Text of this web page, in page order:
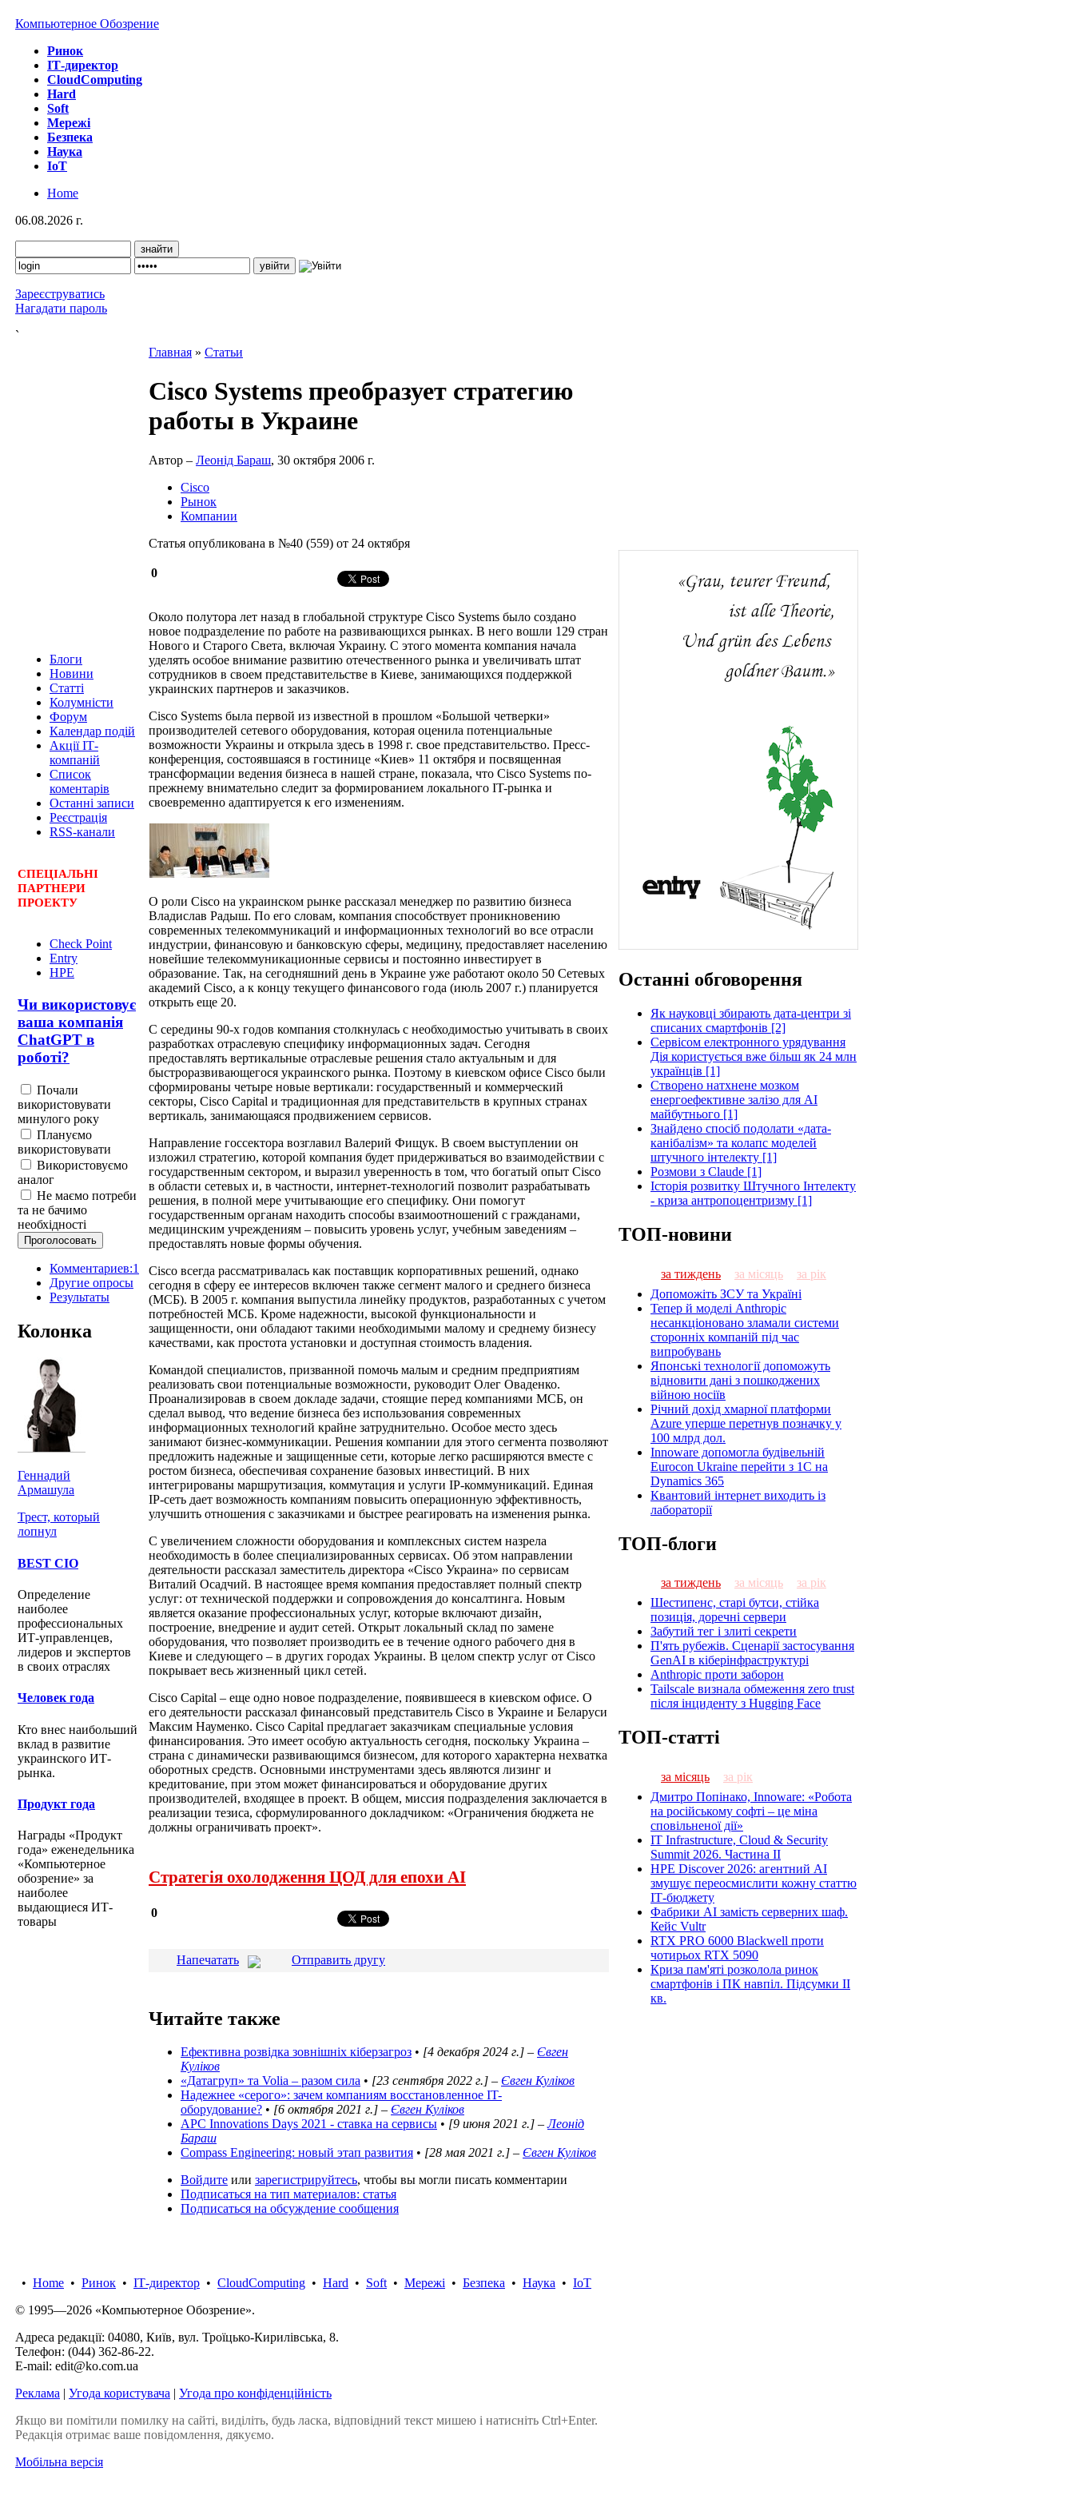
Компьютерное Обозрение
Ринок
IТ-директор
CloudComputing
Hard
Soft
Мережі
Безпека
Наука
IoT
Home
06.08.2026 г.
Зареєструватись
Нагадати пароль
`
Блоги
Новини
Статті
Колумністи
Форум
Календар подій
Акції ІТ-
компаній
Список
коментарів
Останні записи
Реєстрація
RSS-канали
СПЕЦІАЛЬНІ
ПАРТНЕРИ
ПРОЕКТУ
Check Point
Entry
HPE
Чи використовує
ваша компанія
ChatGPT в
роботі?
Почали
використовувати
минулого року
Плануємо
використовувати
Використовуємо
аналог
Не маємо потреби
та не бачимо
необхідності
Комментариев:1
Другие опросы
Результаты
Колонка
Геннадий
Армашула
Трест, который
лопнул
BEST CIO
Определение
наиболее
профессиональных
ИТ-управленцев,
лидеров и экспертов
в своих отраслях
Человек года
Кто внес наибольший
вклад в развитие
украинского ИТ-
рынка.
Продукт года
Награды «Продукт
года» еженедельника
«Компьютерное
обозрение» за
наиболее
выдающиеся ИТ-
товары
Главная » Статьи
Cisco Systems преобразует стратегию
работы в Украине
Автор – Леонід Бараш, 30 октября 2006 г.
Cisco
Рынок
Компании
Статья опубликована в №40 (559) от 24 октября
0
Около полутора лет назад в глобальной структуре Cisco Systems было создано
новое подразделение по работе на развивающихся рынках. В него вошли 129 стран
Нового и Старого Света, включая Украину. С этого момента компания начала
уделять особое внимание развитию отечественного рынка и увеличивать штат
сотрудников в своем представительстве в Киеве, занимающихся поддержкой
украинских партнеров и заказчиков.
Cisco Systems была первой из известной в прошлом «Большой четверки»
производителей сетевого оборудования, которая оценила потенциальные
возможности Украины и открыла здесь в 1998 г. свое представительство. Пресс-
конференция, состоявшаяся в гостинице «Киев» 11 октября и посвященная
трансформации ведения бизнеса в нашей стране, показала, что Cisco Systems по-
прежнему внимательно следит за формированием локального IT-рынка и
своевременно адаптируется к его изменениям.
О роли Cisco на украинском рынке рассказал менеджер по развитию бизнеса
Владислав Радыш. По его словам, компания способствует проникновению
современных телекоммуникаций и информационных технологий во все отрасли
индустрии, финансовую и банковскую сферы, медицину, предоставляет населению
новейшие телекоммуникационные сервисы и постоянно инвестирует в
образование. Так, на сегодняшний день в Украине уже работают около 50 Сетевых
академий Cisco, а к концу текущего финансового года (июль 2007 г.) планируется
открыть еще 20.
С середины 90-х годов компания столкнулась с необходимостью учитывать в своих
разработках отраслевую специфику информационных задач. Сегодня
предоставлять вертикальные отраслевые решения стало актуальным и для
быстроразвивающегося украинского рынка. Поэтому в киевском офисе Cisco были
сформированы четыре новые вертикали: государственный и коммерческий
секторы, Cisco Capital и традиционная для представительств в крупных странах
вертикаль, занимающаяся продвижением сервисов.
Направление госсектора возглавил Валерий Фищук. В своем выступлении он
изложил стратегию, которой компания будет придерживаться во взаимодействии с
государственным сектором, и выразил уверенность в том, что богатый опыт Cisco
в области сетевых и, в частности, интернет-технологий позволит разрабатывать
решения, в полной мере учитывающие его специфику. Они помогут
государственным органам находить способы взаимоотношений с гражданами,
медицинским учреждениям – повысить уровень услуг, учебным заведениям –
предоставлять новые формы обучения.
Cisco всегда рассматривалась как поставщик корпоративных решений, однако
сегодня в сферу ее интересов включен также сегмент малого и среднего бизнеса
(МСБ). В 2005 г. компания выпустила линейку продуктов, разработанных с учетом
потребностей МСБ. Кроме надежности, высокой функциональности и
защищенности, они обладают такими необходимыми малому и среднему бизнесу
качествами, как простота установки и доступная стоимость владения.
Командой специалистов, призванной помочь малым и средним предприятиям
реализовать свои потенциальные возможности, руководит Олег Оваденко.
Проанализировав в своем докладе задачи, стоящие перед компаниями МСБ, он
сделал вывод, что ведение бизнеса без использования современных
информационных технологий крайне затруднительно. Особое место здесь
занимают бизнес-коммуникации. Решения компании для этого сегмента позволяют
предложить надежные и защищенные сети, которые легко расширяются вместе с
ростом бизнеса, обеспечивая сохранение базовых инвестиций. В них
интегрированы маршрутизация, коммутация и услуги IP-коммуникаций. Единая
IP-сеть дает возможность компаниям повысить операционную эффективность,
улучшить отношения с заказчиками и быстрее реагировать на изменения рынка.
С увеличением сложности оборудования и комплексных систем назрела
необходимость в более специализированных сервисах. Об этом направлении
деятельности рассказал заместитель директора «Cisco Украина» по сервисам
Виталий Осадчий. В настоящее время компания предоставляет полный спектр
услуг: от технической поддержки и сопровождения до консалтинга. Новым
является оказание профессиональных услуг, которые включают дизайн,
построение, внедрение и аудит сетей. Открыт локальный склад по замене
оборудования, что позволяет производить ее в течение одного рабочего дня в
Киеве и следующего – в других городах Украины. В целом спектр услуг от Cisco
покрывает весь жизненный цикл сетей.
Cisco Capital – еще одно новое подразделение, появившееся в киевском офисе. О
его деятельности рассказал финансовый представитель Cisco в Украине и Беларуси
Максим Науменко. Cisco Capital предлагает заказчикам специальные условия
финансирования. Это имеет особую актуальность сегодня, поскольку Украина –
страна с динамически развивающимся бизнесом, для которого характерна нехватка
оборотных средств. Основными инструментами здесь являются лизинг и
кредитование, при этом может финансироваться и оборудование других
производителей, входящее в проект. В общем, миссия подразделения заключается в
реализации тезиса, сформулированного докладчиком: «Ограничения бюджета не
должны ограничивать проект».
Стратегія охолодження ЦОД для епохи AI
0
Напечатать Отправить другу
Читайте также
Ефективна розвідка зовнішніх кіберзагроз • [4 декабря 2024 г.] – Євген
Куліков
«Датагруп» та Volia – разом сила • [23 сентября 2022 г.] – Євген Куліков
Надежнее «серого»: зачем компаниям восстановленное IT-
оборудование? • [6 октября 2021 г.] – Євген Куліков
APC Innovations Days 2021 - ставка на сервисы • [9 июня 2021 г.] –Леонід
Бараш
Compass Engineering: новый этап развития • [28 мая 2021 г.] – Євген Куліков
Войдите или зарегистрируйтесь, чтобы вы могли писать комментарии
Подписаться на тип материалов: статья
Подписаться на обсуждение сообщения
Останні обговорення
Як науковці збирають дата-центри зі
списаних смартфонів [2]
Сервісом електронного урядування
Дія користується вже більш як 24 млн
українців [1]
Створено натхнене мозком
енергоефективне залізо для AI
майбутнього [1]
Знайдено спосіб подолати «дата-
канібалізм» та колапс моделей
штучного інтелекту [1]
Розмови з Claude [1]
Історія розвитку Штучного Інтелекту
- криза антропоцентризму [1]
ТОП-новини
за тиждень за місяць
за рік
Допоможіть ЗСУ та Україні
Тепер й моделі Anthropic
несанкціоновано зламали системи
сторонніх компаній під час
випробувань
Японські технології допоможуть
відновити дані з пошкоджених
війною носіїв
Річний дохід хмарної платформи
Azure уперше перетнув позначку у
100 млрд дол.
Innoware допомогла будівельній
Eurocon Ukraine перейти з 1С на
Dynamics 365
Квантовий інтернет виходить із
лабораторії
ТОП-блоги
за тиждень за місяць
за рік
Шестипенс, старі бутси, стійка
позиція, доречні сервери
Забутий тег і злиті секрети
П'ять рубежів. Сценарії застосування
GenAI в кіберінфраструктурі
Anthropic проти заборон
Tailscale визнала обмеження zero trust
після інциденту з Hugging Face
ТОП-статті
за місяць
за рік
Дмитро Попінако, Innoware: «Робота
на російському софті – це міна
сповільненої дії»
IT Infrastructure, Cloud & Security
Summit 2026. Частина ІІ
HPE Discover 2026: агентний AI
змушує переосмислити кожну статтю
ІТ-бюджету
Фабрики AI замість серверних шаф.
Кейс Vultr
RTX PRO 6000 Blackwell проти
чотирьох RTX 5090
Криза пам'яті розколола ринок
смартфонів і ПК навпіл. Підсумки ІІ
кв.
• Home • Ринок • IТ-директор • CloudComputing • Hard • Soft • Мережі • Безпека • Наука • IoT
© 1995—2026 «Компьютерное Обозрение».
Адреса редакції: 04080, Київ, вул. Троїцько-Кирилівська, 8.
Телефон: (044) 362-86-22.
E-mail: edit@ko.com.ua
Реклама | Угода користувача | Угода про конфіденційність
Якщо ви помітили помилку на сайті, виділіть, будь ласка, відповідний текст мишею і натисніть Ctrl+Enter.
Редакція отримає ваше повідомлення, дякуємо.
Мобільна версія